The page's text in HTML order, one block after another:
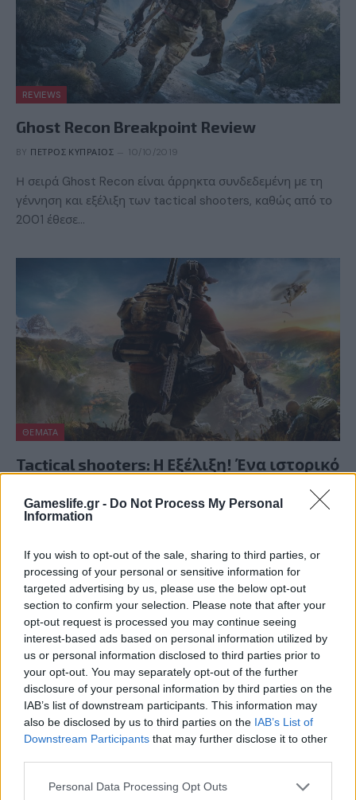
Gameslife.gr - Do Not Process My Personal
Information
If you wish to opt-out of the sale, sharing to third parties, or
processing of your personal or sensitive information for
targeted advertising by us, please use the below opt-out
section to confirm your selection. Please note that after your
opt-out request is processed you may continue seeing
interest-based ads based on personal information utilized by
us or personal information disclosed to third parties prior to
your opt-out. You may separately opt-out of the further
disclosure of your personal information by third parties on the
IAB’s list of downstream participants. This information may
also be disclosed by us to third parties on the IAB’s List of
Downstream Participants that may further disclose it to other
Personal Data Processing Opt Outs
REVIEWS
Ghost Recon Breakpoint Review
BY ΠΈΤΡΟΣ ΚΥΠΡΑΊΟΣ 10/10/2019
Η σειρά Ghost Recon είναι άρρηκτα συνδεδεμένη με τη
γέννηση και εξέλιξη των tactical shooters, καθώς από το
2001 έθεσε…
ΘΈΜΑΤΑ
Tactical shooters: H Εξέλιξη! Ένα ιστορικό
Wildlands!
Κάπου στις αχανείς και αφιλόξενες ερήμους της Βολιβίας.
Το cartel της Santa Blanca έχει στήσει μία ακόμη
μεταφορά μίας τεράστιας…